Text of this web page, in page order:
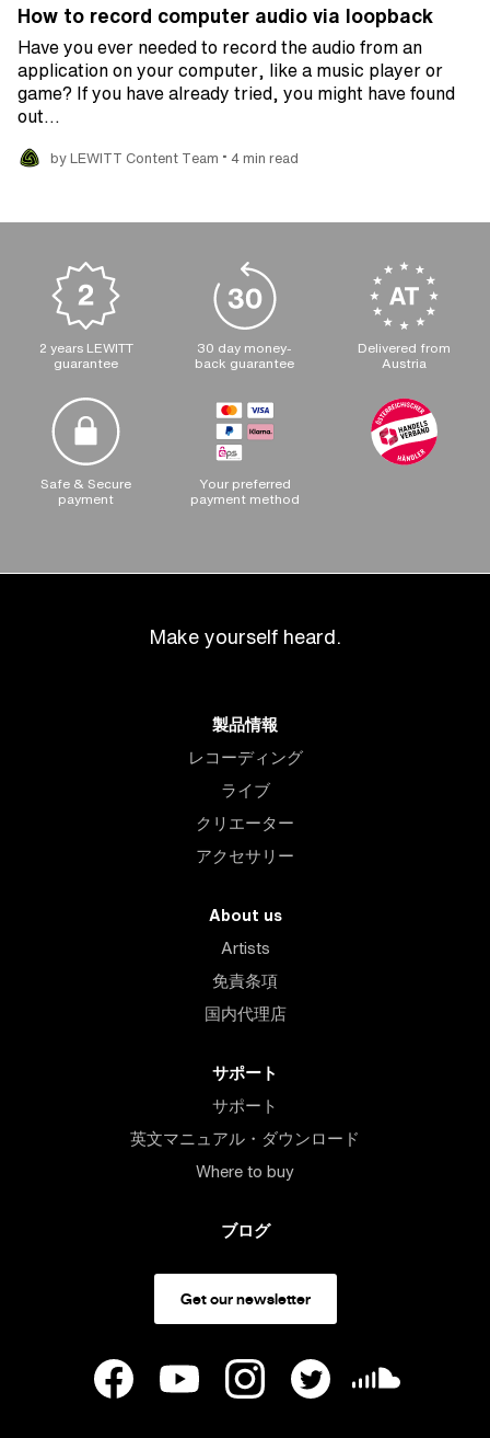
How to record computer audio via loopback
Have you ever needed to record the audio from an
application on your computer, like a music player or
game? If you have already tried, you might have found
out…
by LEWITT Content Team • 4 min read
2 years LEWITT
guarantee
30 day money-
back guarantee
Delivered from
Austria
Safe & Secure
payment
Your preferred
payment method
Make yourself heard.
製品情報
レコーディング
ライブ
クリエーター
アクセサリー
About us
Artists
免責条項
国内代理店
サポート
サポート
英文マニュアル・ダウンロード
Where to buy
ブログ
Get our newsletter